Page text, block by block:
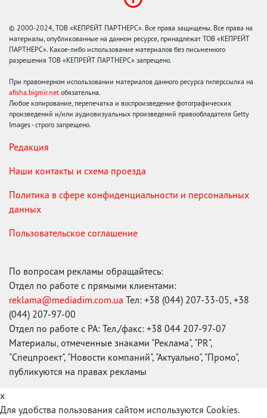
© 2000-2024, ТОВ «КЕПРЕЙТ ПАРТНЕРС». Все права защищены. Все права на
материалы, опубликованные на данном ресурсе, принадлежат ТОВ «КЕПРЕЙТ
ПАРТНЕРС». Какое-либо использование материалов без письменного
разрешения ТОВ «КЕПРЕЙТ ПАРТНЕРС» запрещено.
При правомерном использовании материалов данного ресурса гиперссылка на
afisha.bigmir.net обязательна.
Любое копирование, перепечатка и воспроизведение фотографических
произведений и/или аудиовизуальных произведений правообладателя Getty
Images - строго запрещено.
Редакция
Наши контакты и схема проезда
Политика в сфере конфиденциальности и персональных
данных
Пользовательское соглашение
По вопросам рекламы обращайтесь:
Отдел по работе с прямыми клиентами:
reklama@mediadim.com.ua Тел: +38 (044) 207-33-05, +38
(044) 207-97-00
Отдел по работе с РА: Тел./факс: +38 044 207-97-07
Материалы, отмеченные знаками "Реклама", "PR",
"Спецпроект", "Новости компаний", "Актуально", "Промо",
публикуются на правах рекламы
x
Для удобства пользования сайтом используются Cookies.